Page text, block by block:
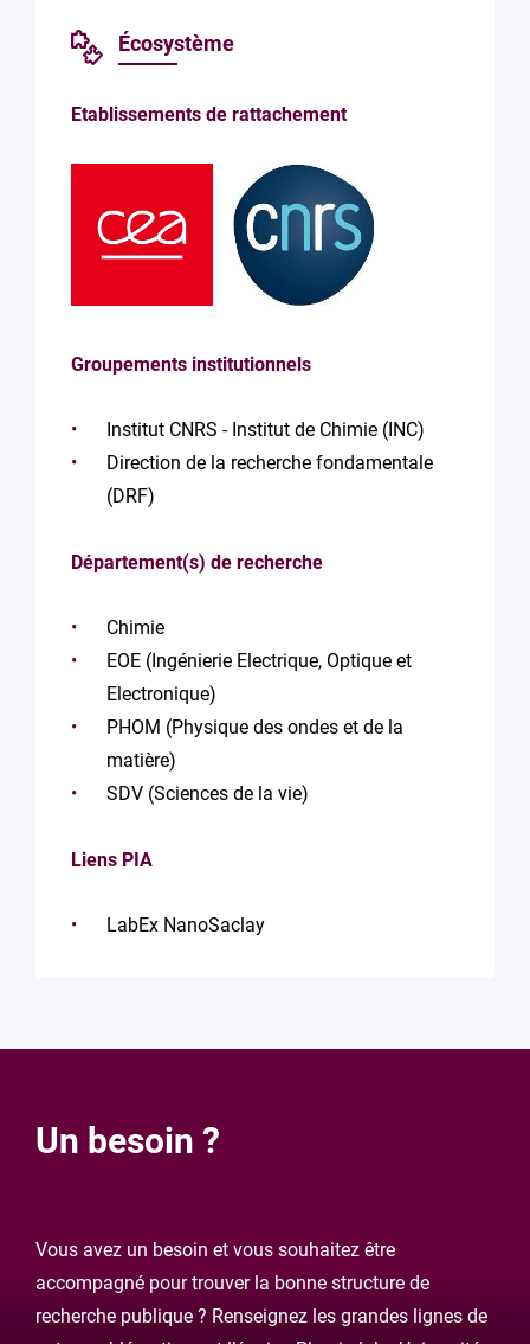
Écosystème
Etablissements de rattachement
Groupements institutionnels
Institut CNRS - Institut de Chimie (INC)
Direction de la recherche fondamentale
(DRF)
Département(s) de recherche
Chimie
EOE (Ingénierie Electrique, Optique et
Electronique)
PHOM (Physique des ondes et de la
matière)
SDV (Sciences de la vie)
Liens PIA
LabEx NanoSaclay
Un besoin ?
Vous avez un besoin et vous souhaitez être
accompagné pour trouver la bonne structure de
recherche publique ? Renseignez les grandes lignes de